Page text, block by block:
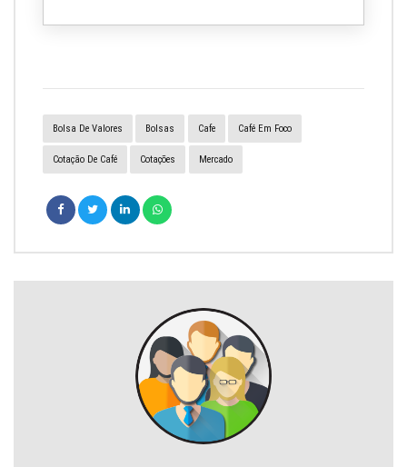
Bolsa De Valores Bolsas Cafe Café Em Foco
Cotação De Café Cotações Mercado